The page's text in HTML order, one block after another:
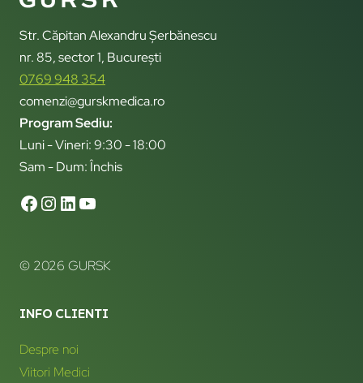
Str. Căpitan Alexandru Șerbănescu
nr. 85, sector 1, București
0769 948 354
comenzi@gurskmedica.ro
Program Sediu:
Luni - Vineri: 9:30 - 18:00
Sam - Dum: Închis
© 2026 GURSK
INFO CLIENTI
Despre noi
Viitori Medici